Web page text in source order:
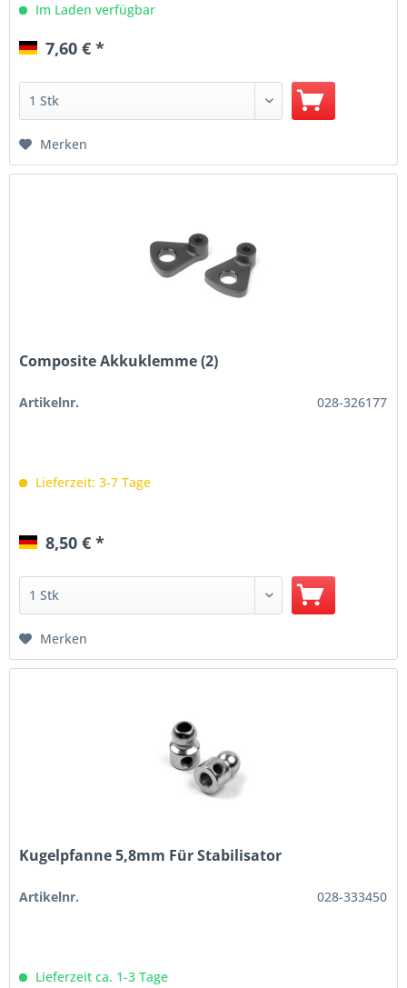
Im Laden verfügbar
7,60 € *
Merken
Composite Akkuklemme (2)
Artikelnr. 028-326177
Lieferzeit: 3-7 Tage
8,50 € *
Merken
Kugelpfanne 5,8mm Für Stabilisator
Artikelnr. 028-333450
Lieferzeit ca. 1-3 Tage